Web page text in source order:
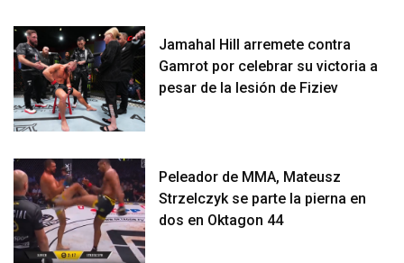
Jamahal Hill arremete contra
Gamrot por celebrar su victoria a
pesar de la lesión de Fiziev
Peleador de MMA, Mateusz
Strzelczyk se parte la pierna en
dos en Oktagon 44